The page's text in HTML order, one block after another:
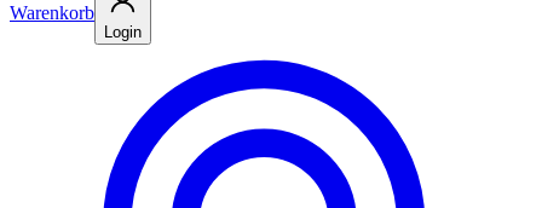
Warenkorb
Login